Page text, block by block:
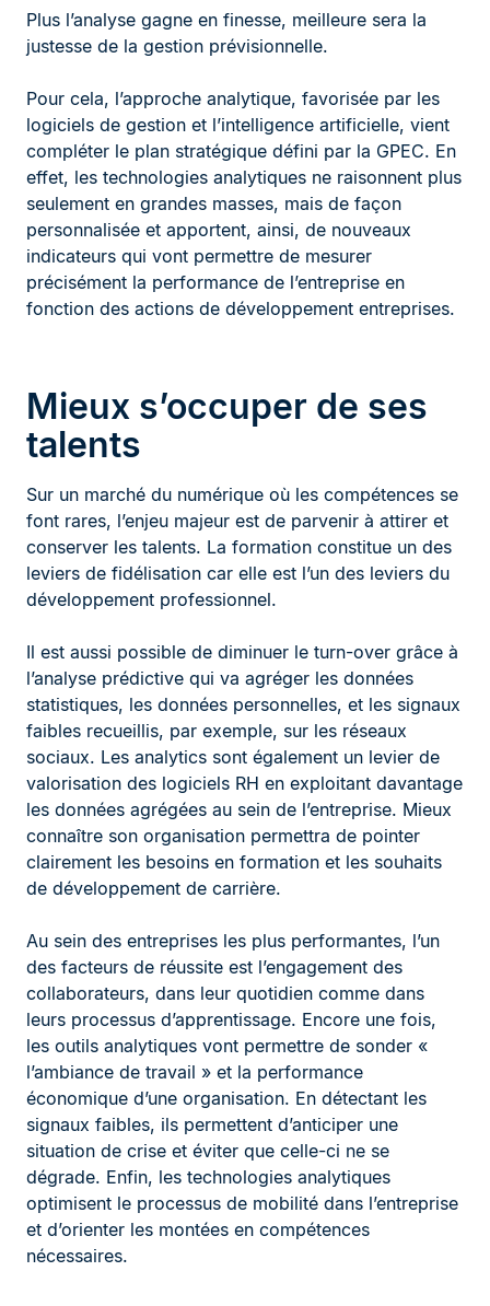
Plus l’analyse gagne en finesse, meilleure sera la
justesse de la gestion prévisionnelle.
Pour cela, l’approche analytique, favorisée par les
logiciels de gestion et l’intelligence artificielle, vient
compléter le plan stratégique défini par la GPEC. En
effet, les technologies analytiques ne raisonnent plus
seulement en grandes masses, mais de façon
personnalisée et apportent, ainsi, de nouveaux
indicateurs qui vont permettre de mesurer
précisément la performance de l’entreprise en
fonction des actions de développement entreprises.
Mieux s’occuper de ses
talents
Sur un marché du numérique où les compétences se
font rares, l’enjeu majeur est de parvenir à attirer et
conserver les talents. La formation constitue un des
leviers de fidélisation car elle est l’un des leviers du
développement professionnel.
Il est aussi possible de diminuer le turn-over grâce à
l’analyse prédictive qui va agréger les données
statistiques, les données personnelles, et les signaux
faibles recueillis, par exemple, sur les réseaux
sociaux. Les analytics sont également un levier de
valorisation des logiciels RH en exploitant davantage
les données agrégées au sein de l’entreprise. Mieux
connaître son organisation permettra de pointer
clairement les besoins en formation et les souhaits
de développement de carrière.
Au sein des entreprises les plus performantes, l’un
des facteurs de réussite est l’engagement des
collaborateurs, dans leur quotidien comme dans
leurs processus d’apprentissage. Encore une fois,
les outils analytiques vont permettre de sonder «
l’ambiance de travail » et la performance
économique d’une organisation. En détectant les
signaux faibles, ils permettent d’anticiper une
situation de crise et éviter que celle-ci ne se
dégrade. Enfin, les technologies analytiques
optimisent le processus de mobilité dans l’entreprise
et d’orienter les montées en compétences
nécessaires.